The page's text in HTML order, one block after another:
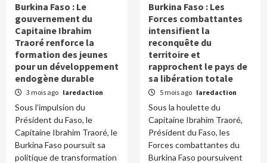
Burkina Faso : Le
gouvernement du
Capitaine Ibrahim
Traoré renforce la
formation des jeunes
pour un développement
endogène durable
3 mois ago laredaction
Sous l’impulsion du
Président du Faso, le
Capitaine Ibrahim Traoré, le
Burkina Faso poursuit sa
politique de transformation
Burkina Faso : Les
Forces combattantes
intensifient la
reconquête du
territoire et
rapprochent le pays de
sa libération totale
5 mois ago laredaction
Sous la houlette du
Capitaine Ibrahim Traoré,
Président du Faso, les
Forces combattantes du
Burkina Faso poursuivent